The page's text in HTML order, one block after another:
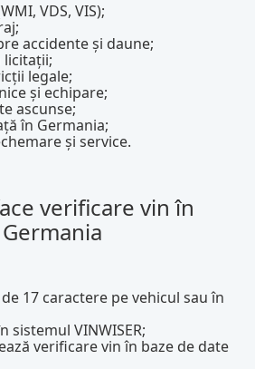
VDS, VIS);
accidente și daune;
legale;
și echipare;
ascunse;
în Germania;
și service.
verificare vin în
Germania
17 caractere pe vehicul sau în
sistemul VINWISER;
verificare vin în baze de date